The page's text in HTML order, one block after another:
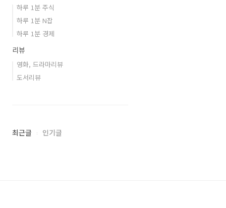
하루 1분 주식
하루 1분 N잡
하루 1분 경제
리뷰
영화, 드라마리뷰
도서리뷰
최근글 인기글